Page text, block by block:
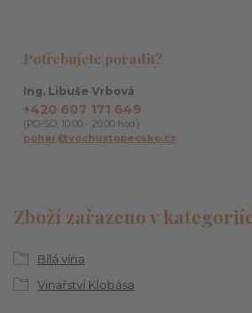
Zboží zařazeno v
Bílá vína
Vinařství Klobása
Potřebujete poradit?
Ing. Libuše Vrbová
+420 607 171 649
(PO-SO, 10:00 - 20:00 hod.)
pohar@vochustopecsko.cz